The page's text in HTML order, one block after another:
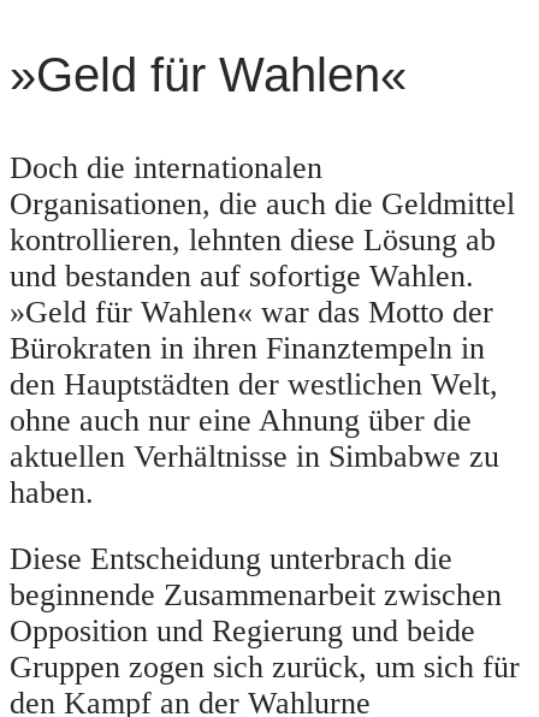
»Geld für Wahlen«
Doch die internationalen
Organisationen, die auch die Geldmittel
kontrollieren, lehnten diese Lösung ab
und bestanden auf sofortige Wahlen.
»Geld für Wahlen« war das Motto der
Bürokraten in ihren Finanztempeln in
den Hauptstädten der westlichen Welt,
ohne auch nur eine Ahnung über die
aktuellen Verhältnisse in Simbabwe zu
haben.
Diese Entscheidung unterbrach die
beginnende Zusammenarbeit zwischen
Opposition und Regierung und beide
Gruppen zogen sich zurück, um sich für
den Kampf an der Wahlurne